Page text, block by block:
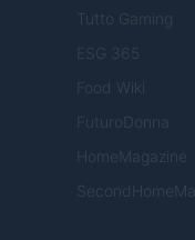
Tutto Gaming
ESG 365
Food Wiki
FuturoDonna
HomeMagazine